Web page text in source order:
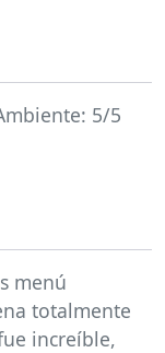
5/5
menú
totalmente
increíble,